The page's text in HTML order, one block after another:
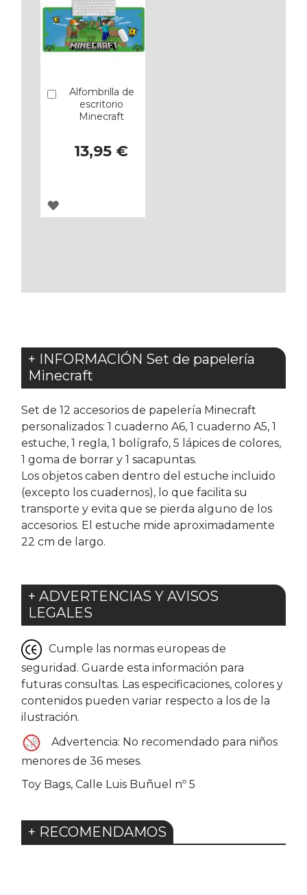
Alfombrilla de
escritorio
Minecraft
13,95 €
Añadir
AGREGAR
+ INFORMACIÓN Set de papelería
Minecraft
Set de 12 accesorios de papelería Minecraft
personalizados: 1 cuaderno A6, 1 cuaderno A5, 1
estuche, 1 regla, 1 bolígrafo, 5 lápices de colores,
1 goma de borrar y 1 sacapuntas.
Los objetos caben dentro del estuche incluido
(excepto los cuadernos), lo que facilita su
transporte y evita que se pierda alguno de los
accesorios. El estuche mide aproximadamente
22 cm de largo.
+ ADVERTENCIAS Y AVISOS
LEGALES
Cumple las normas europeas de
seguridad. Guarde esta información para
futuras consultas. Las especificaciones, colores y
contenidos pueden variar respecto a los de la
ilustración.
Advertencia: No recomendado para niños
menores de 36 meses.
Toy Bags, Calle Luis Buñuel nº 5
+ RECOMENDAMOS